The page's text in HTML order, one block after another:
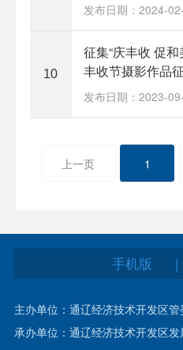
发布日期：2024-
10
征集“庆丰收 促
丰收节摄影作品
发布日期：2023-
上一页 1
手机版 |
主办单位：通辽经济技术开发区管
承办单位：通辽经济技术开发区发